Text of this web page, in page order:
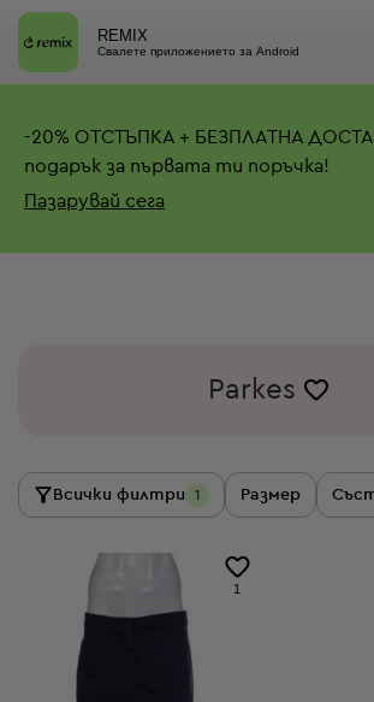
REMIX
Свалете приложението за Android
-20% ОТСТЪПКА + БЕЗПЛАТНА
подарък за първата ти поръчка!
Пазарувай сега
Parkes
Всички филтри 1 Размер
1